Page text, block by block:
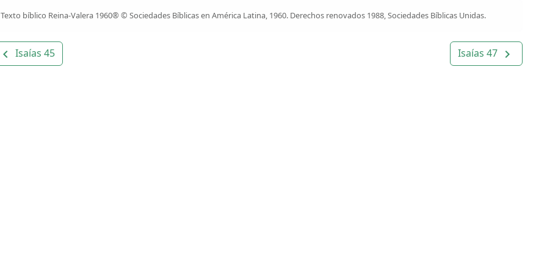
Texto bíblico Reina-Valera 1960® © Sociedades Bíblicas en América Latina, 1960. Derechos renovados 1988, Sociedades Bíblicas Unidas.
navigate_before Isaías 45 Isaías 47 navigate_next